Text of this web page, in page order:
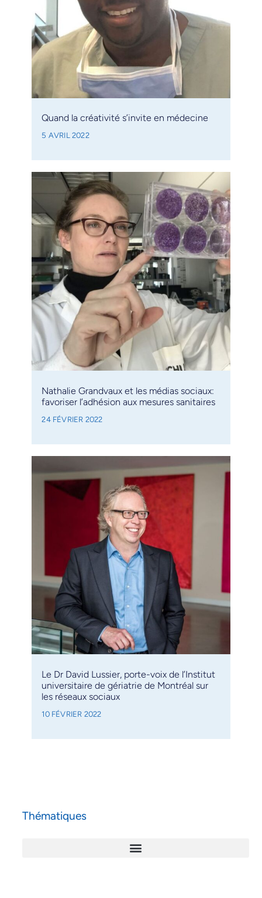
Quand la créativité s’invite en médecine
5 AVRIL 2022
Nathalie Grandvaux et les médias sociaux:
favoriser l’adhésion aux mesures sanitaires
24 FÉVRIER 2022
Le Dr David Lussier, porte-voix de l’Institut
universitaire de gériatrie de Montréal sur
les réseaux sociaux
10 FÉVRIER 2022
Thématiques